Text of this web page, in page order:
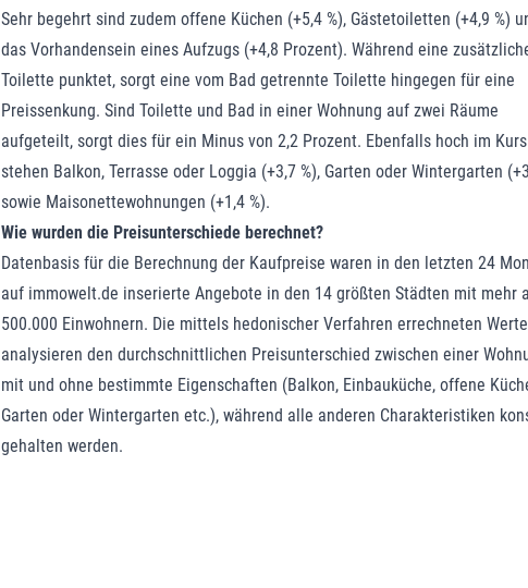
Sehr begehrt sind zudem offene Küchen (+5,4 %), Gästetoiletten (+4,9 %)
das Vorhandensein eines Aufzugs (+4,8 Prozent). Während eine
Toilette punktet, sorgt eine vom Bad getrennte Toilette hingegen für eine
Preissenkung. Sind Toilette und Bad in einer Wohnung auf zwei Räume
aufgeteilt, sorgt dies für ein Minus von 2,2 Prozent. Ebenfalls hoch im Kurs
stehen Balkon, Terrasse oder Loggia (+3,7 %), Garten oder Wintergarten
sowie Maisonettewohnungen (+1,4 %).
Wie wurden die Preisunterschiede berechnet?
Datenbasis für die Berechnung der Kaufpreise waren in den letzten 24
auf immowelt.de inserierte Angebote in den 14 größten Städten mit mehr
500.000 Einwohnern. Die mittels hedonischer Verfahren errechneten Werte
analysieren den durchschnittlichen Preisunterschied zwischen einer
mit und ohne bestimmte Eigenschaften (Balkon, Einbauküche, offene
Garten oder Wintergarten etc.), während alle anderen Charakteristiken
gehalten werden.